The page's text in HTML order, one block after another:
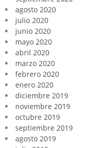
agosto 2020
julio 2020
junio 2020
mayo 2020
abril 2020
marzo 2020
febrero 2020
enero 2020
diciembre 2019
noviembre 2019
octubre 2019
septiembre 2019
agosto 2019